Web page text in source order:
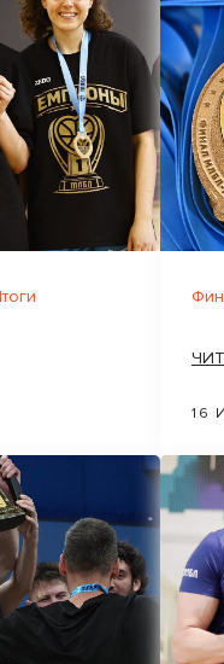
16